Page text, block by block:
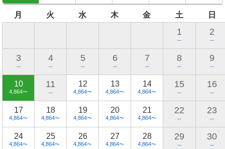
月 火 水 木 金 土 日
1
--
2
--
3
--
4
--
5
--
6
--
7
--
8
--
9
--
10
4,864〜
11
--
12
4,864〜
13
4,864〜
14
4,864〜
15
--
16
--
17
4,864〜
18
4,864〜
19
4,864〜
20
4,864〜
21
4,864〜
22
--
23
--
24
4,864〜
25
4,864〜
26
4,864〜
27
4,864〜
28
4,864〜
29
--
30
--